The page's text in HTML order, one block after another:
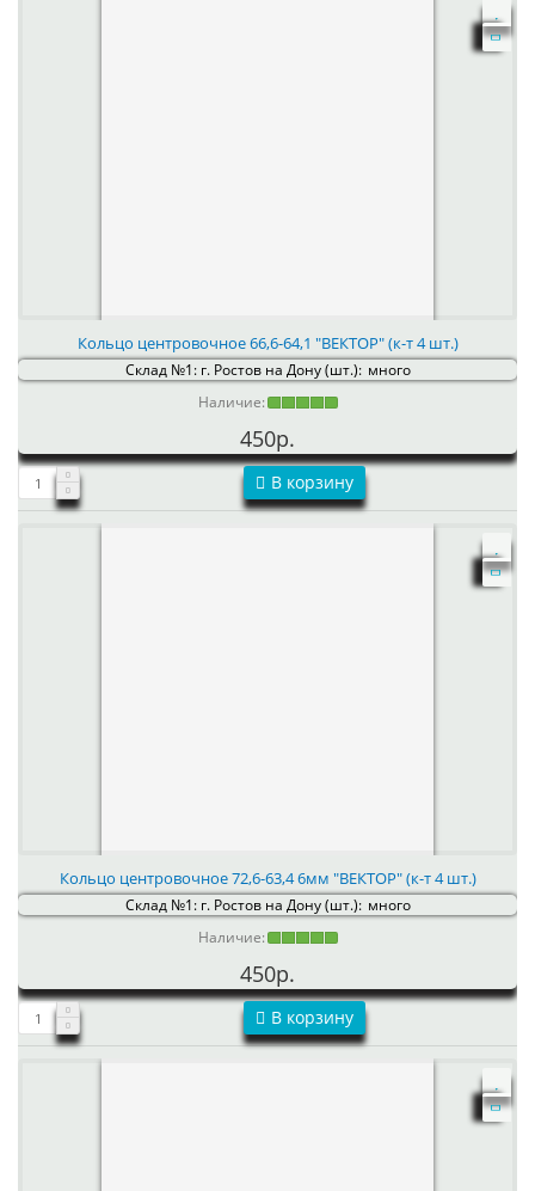
Кольцо центровочное 66,6-64,1 "ВЕКТОР" (к-т 4 шт.)
Склад №1: г. Ростов на Дону (шт.): много
Наличие:
450р.
В корзину
Кольцо центровочное 72,6-63,4 6мм "ВЕКТОР" (к-т 4 шт.)
Склад №1: г. Ростов на Дону (шт.): много
Наличие:
450р.
В корзину